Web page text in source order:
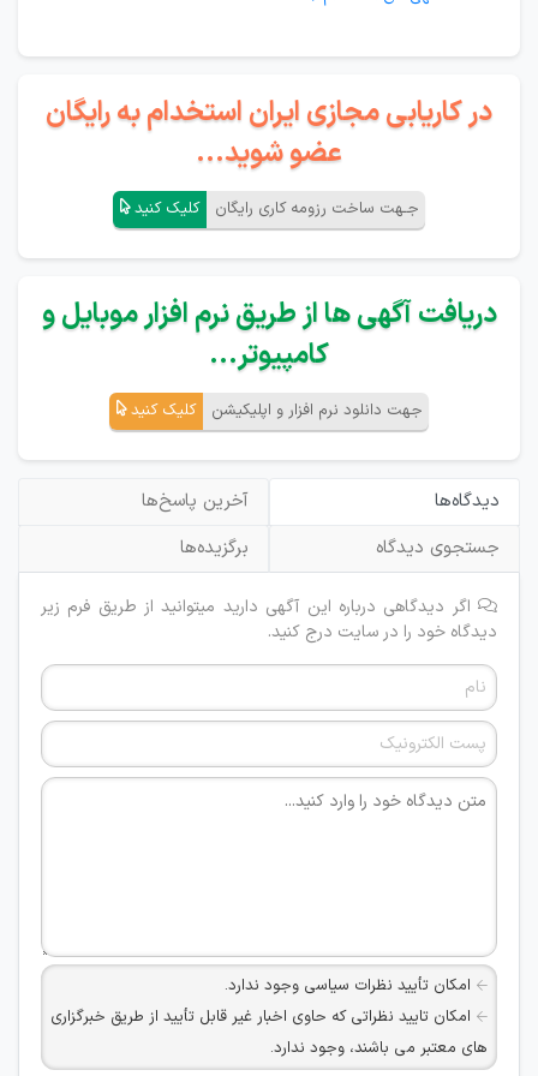
در کاریابی مجازی ایران استخدام به رایگان
عضو شوید...
جـهت ساخت رزومه کاری رایگان کلیک کنید
دریافت آگهی ها از طریق نرم افزار موبایل و
کامپیوتر...
جهت دانلود نرم افزار و اپلیکیشن کلیک کنید
دیدگاه‌ها
آخرین پاسخ‌ها
جستجوی دیدگاه
برگزیده‌ها
اگر دیدگاهی درباره این آگهی دارید میتوانید از طریق فرم زیر
دیدگاه خود را در سایت درج کنید.
امکان تأیید نظرات سیاسی وجود ندارد.
امکان تایید نظراتی که حاوی اخبار غیر قابل تأیید از طریق خبرگزاری
های معتبر می باشند، وجود ندارد.